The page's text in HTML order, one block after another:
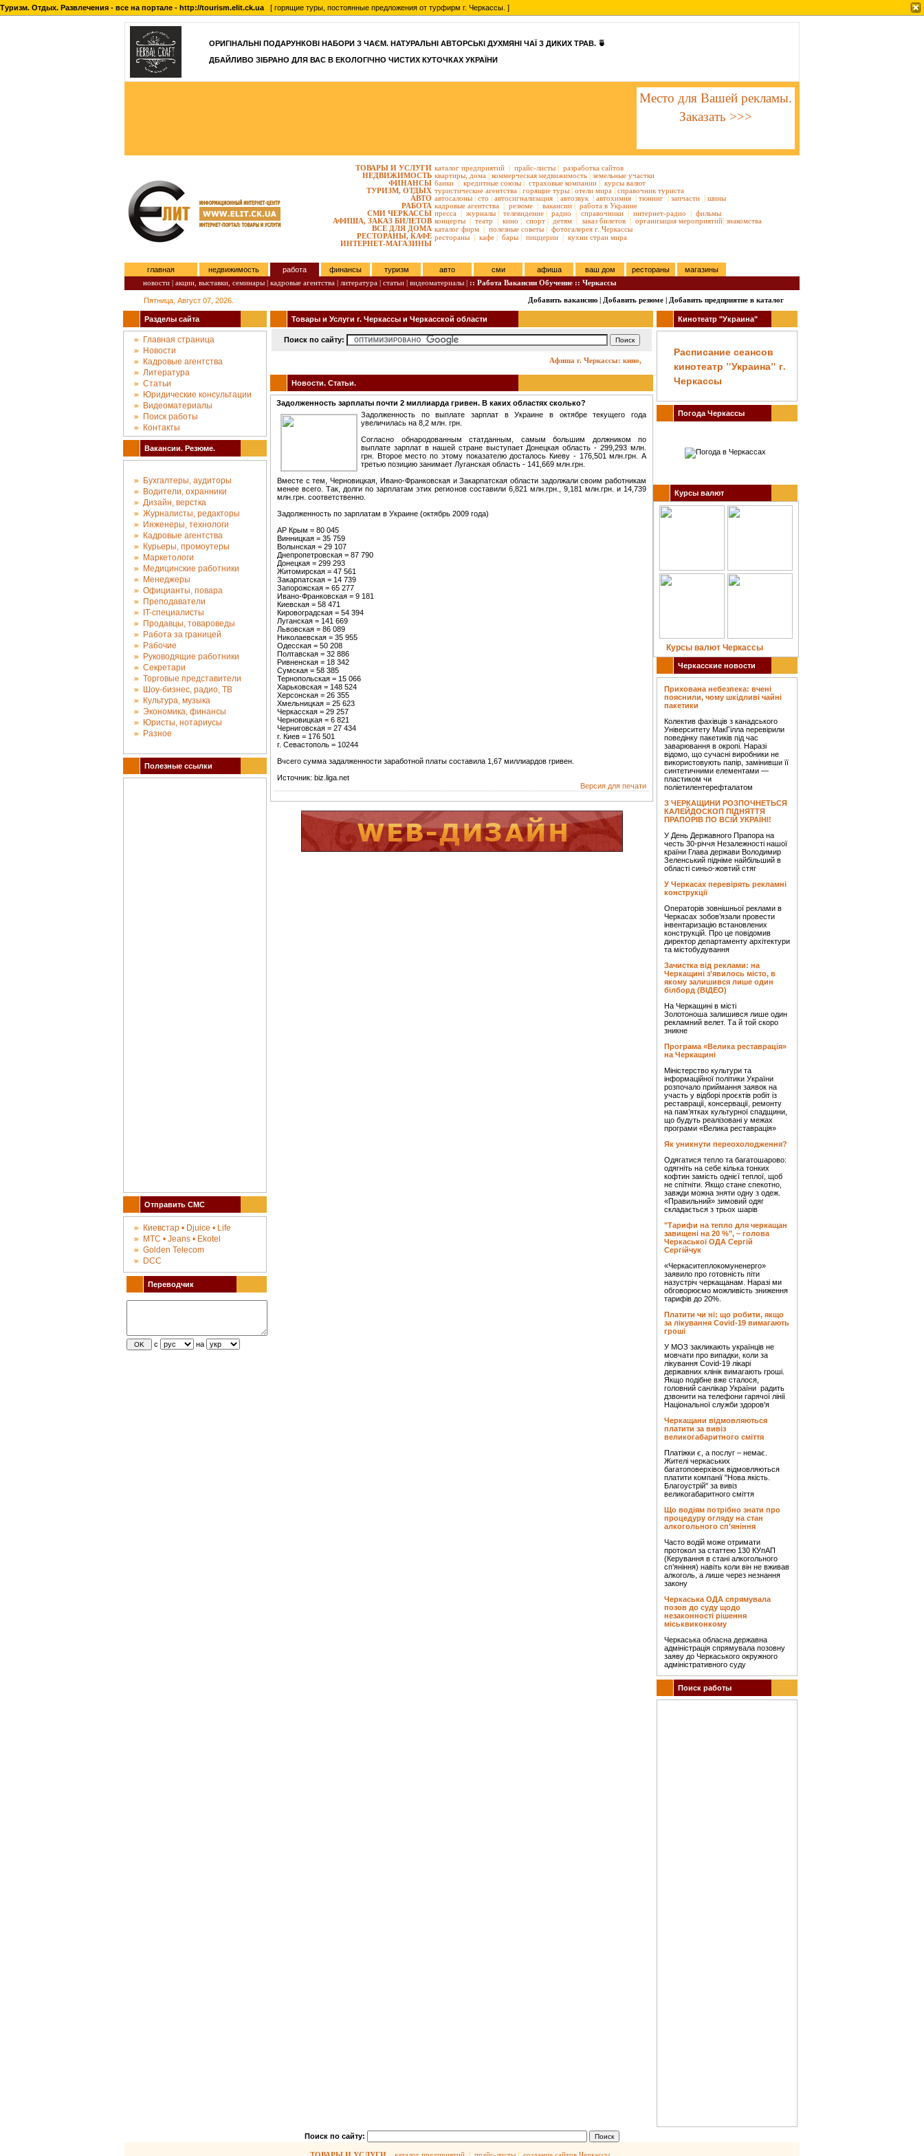
Туризм. Отдых. Развлечения - все на портале - http://tourism.elit.ck.ua [ горящие туры, постоянные предложения от турфирм г. Черкассы. ]
ОРИГІНАЛЬНІ ПОДАРУНКОВІ НАБОРИ З ЧАЄМ. НАТУРАЛЬНІ АВТОРСЬКІ ДУХМЯНІ ЧАЇ З ДИКИХ ТРАВ. 🍵
ДБАЙЛИВО ЗІБРАНО ДЛЯ ВАС В ЕКОЛОГІЧНО ЧИСТИХ КУТОЧКАХ УКРАЇНИ
Место для Вашей рекламы.
Заказать >>>
ТОВАРЫ И УСЛУГИ
НЕДВИЖИМОСТЬ
ФИНАНСЫ
ТУРИЗМ, ОТДЫХ
АВТО
РАБОТА
СМИ ЧЕРКАССЫ
АФИША, ЗАКАЗ БИЛЕТОВ
ВСЕ ДЛЯ ДОМА
РЕСТОРАНЫ, КАФЕ
ИНТЕРНЕТ-МАГАЗИНЫ
каталог предприятий | прайс-листы | разработка сайтов
квартиры, дома | коммерческая недвижимость | земельные участки
банки | кредитные союзы | страховые компании | курсы валют
туристические агентства | горящие туры | отели мира | справочник туриста
автосалоны | сто | автосигнализация | автозвук | автохимия | тюнинг | запчасти | шины
кадровые агентства | резюме | вакансии | работа в Украине
пресса | журналы | телевидение | радио | справочники | интернет-радио | фильмы
концерты | театр | кино | спорт | детям | заказ билетов | организация мероприятий| знакомства
каталог фирм | полезные советы | фотогалерея г. Черкассы
рестораны | кафе | бары | пиццерии | кухни стран мира
главная недвижимость работа финансы туризм авто сми афиша ваш дом рестораны
магазины
новости | акции, выставки, семинары | кадровые агентства | литература | статьи | видеоматериалы | :: Работа Вакансии Обучение :: Черкассы
Пятница, Август 07, 2026. Добавить вакансию | Добавить резюме | Добавить предприятие в каталог
Разделы сайта
Главная страница
Новости
Кадровые агентства
Литература
Статьи
Юридические консультации
Видеоматериалы
Поиск работы
Контакты
Вакансии. Резюме.
Бухгалтеры, аудиторы
Водители, охранники
Дизайн, верстка
Журналисты, редакторы
Инженеры, технологи
Кадровые агентства
Курьеры, промоутеры
Маркетологи
Медицинские работники
Менеджеры
Официанты, повара
Преподаватели
IT-специалисты
Продавцы, товароведы
Работа за границей
Рабочие
Руководящие работники
Секретари
Торговые представители
Шоу-бизнес, радио, ТВ
Культура, музыка
Экономика, финансы
Юристы, нотариусы
Разное
Полезные ссылки
Отправить СМС
Киевстар • Djuice • Life
МТС • Jeans • Ekotel
Golden Telecom
DCC
Переводчик
с на
Товары и Услуги г. Черкассы и Черкасской области
Поиск по сайту:
Афиша г. Черкассы: кино, театр, концерты, спектакли, гастроли, выставки, акции, музеи, спорт. Заказ
Новости. Статьи.
Задолженность зарплаты почти 2 миллиарда гривен. В каких областях сколько?
Задолженность по выплате зарплат в Украине в октябре текущего года
увеличилась на 8,2 млн. грн.
Согласно обнародованным статданным, самым большим должником по
выплате зарплат в нашей стране выступает Донецкая область - 299,293 млн.
грн. Второе место по этому показателю досталось Киеву - 176,501 млн.грн. А
третью позицию занимает Луганская область - 141,669 млн.грн.
Вместе с тем, Черновицкая, Ивано-Франковская и Закарпатская области задолжали своим работникам
менее всего. Так, долги по зарплатам этих регионов составили 6,821 млн.грн., 9,181 млн.грн. и 14,739
млн.грн. соответственно.
Задолженность по зарплатам в Украине (октябрь 2009 года)
АР Крым = 80 045
Винницкая = 35 759
Волынская = 29 107
Днепропетровская = 87 790
Донецкая = 299 293
Житомирская = 47 561
Закарпатская = 14 739
Запорожская = 65 277
Ивано-Франковская = 9 181
Киевская = 58 471
Кировоградская = 54 394
Луганская = 141 669
Львовская = 86 089
Николаевская = 35 955
Одесская = 50 208
Полтавская = 32 886
Ривненская = 18 342
Сумская = 58 385
Тернопольская = 15 066
Харьковская = 148 524
Херсонская = 26 355
Хмельницкая = 25 623
Черкасская = 29 257
Черновицкая = 6 821
Черниговская = 27 434
г. Киев = 176 501
г. Севастополь = 10244
Вчсего сумма задалженности заработной платы составила 1,67 миллиардов гривен.
Источник: biz.liga.net
Версия для печати
Кинотеатр "Украина"
Расписание сеансов
кинотеатр "Украина" г.
Черкассы
Погода Черкассы
Курсы валют
Курсы валют Черкассы
Черкасские новости
Прихована небезпека: вчені
пояснили, чому шкідливі чайні
пакетики
Колектив фахівців з канадського
Університету МакГілла перевірили
поведінку пакетиків під час
заварювання в окропі. Наразі
відомо, що сучасні виробники не
використовують папір, замінивши її
синтетичними елементами —
пластиком чи
поліетилентерефталатом
З ЧЕРКАЩИНИ РОЗПОЧНЕТЬСЯ
КАЛЕЙДОСКОП ПІДНЯТТЯ
ПРАПОРІВ ПО ВСІЙ УКРАЇНІ!
У День Державного Прапора на
честь 30-річчя Незалежності нашої
країни Глава держави Володимир
Зеленський підніме найбільший в
області синьо-жовтий стяг
У Черкасах перевірять рекламні
конструкції
Операторів зовнішньої реклами в
Черкасах зобов’язали провести
інвентаризацію встановлених
конструкцій. Про це повідомив
директор департаменту архітектури
та містобудування
Зачистка від реклами: на
Черкащині з’явилось місто, в
якому залишився лише один
білборд (ВІДЕО)
На Черкащині в місті
Золотоноша залишився лише один
рекламний велет. Та й той скоро
зникне
Програма «Велика реставрація»
на Черкащині
Міністерство культури та
інформаційної політики України
розпочало приймання заявок на
участь у відборі проєктів робіт із
реставрації, консервації, ремонту
на пам’ятках культурної спадщини,
що будуть реалізовані у межах
програми «Велика реставрація»
Як уникнути переохолодження?
Одягатися тепло та багатошарово:
одягніть на себе кілька тонких
кофтин замість однієї теплої, щоб
не спітніти. Якщо стане спекотно,
завжди можна зняти одну з одеж.
«Правильний» зимовий одяг
складається з трьох шарів
"Тарифи на тепло для черкащан
завищені на 20 %", – голова
Черкаської ОДА Сергій
Сергійчук
«Черкаситеплокомуненерго»
заявило про готовність піти
назустріч черкащанам. Наразі ми
обговорюємо можливість зниження
тарифів до 20%.
Платити чи ні: що робити, якщо
за лікування Covid-19 вимагають
гроші
У МОЗ закликають українців не
мовчати про випадки, коли за
лікування Covid-19 лікарі
державних клінік вимагають гроші.
Якщо подібне вже сталося,
головний санлікар України радить
дзвонити на телефони гарячої лінії
Національної служби здоров'я
Черкащани відмовляються
платити за вивіз
великогабаритного сміття
Платіжки є, а послуг – немає.
Жителі черкаських
багатоповерхівок відмовляються
платити компанії "Нова якість.
Благоустрій" за вивіз
великогабаритного сміття
Що водіям потрібно знати про
процедуру огляду на стан
алкогольного сп’яніння
Часто водій може отримати
протокол за статтею 130 КУпАП
(Керування в стані алкогольного
сп’яніння) навіть коли він не вживав
алкоголь, а лише через незнання
закону
Черкаська ОДА спрямувала
позов до суду щодо
незаконності рішення
міськвиконкому
Черкаська обласна державна
адміністрація спрямувала позовну
заяву до Черкаського окружного
адміністративного суду
Поиск работы
Поиск по сайту: